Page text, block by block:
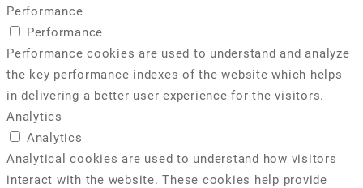
Performance
Performance
Performance cookies are used to understand and analyze
the key performance indexes of the website which helps
in delivering a better user experience for the visitors.
Analytics
Analytics
Analytical cookies are used to understand how visitors
interact with the website. These cookies help provide